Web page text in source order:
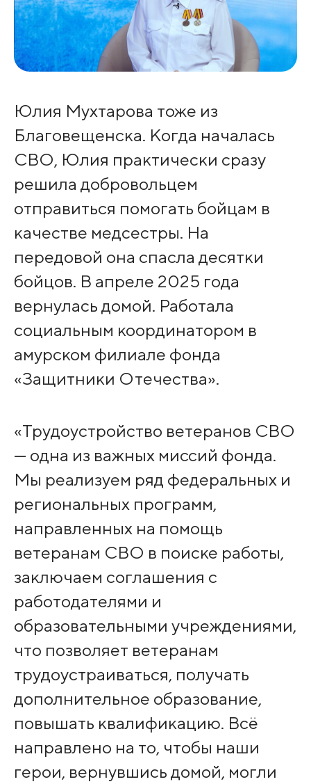
Юлия Мухтарова тоже из
Благовещенска. Когда началась
СВО, Юлия практически сразу
решила добровольцем
отправиться помогать бойцам в
качестве медсестры. На
передовой она спасла десятки
бойцов. В апреле 2025 года
вернулась домой. Работала
социальным координатором в
амурском филиале фонда
«Защитники Отечества».
«Трудоустройство ветеранов СВО
— одна из важных миссий фонда.
Мы реализуем ряд федеральных и
региональных программ,
направленных на помощь
ветеранам СВО в поиске работы,
заключаем соглашения с
работодателями и
образовательными учреждениями,
что позволяет ветеранам
трудоустраиваться, получать
дополнительное образование,
повышать квалификацию. Всё
направлено на то, чтобы наши
герои, вернувшись домой, могли